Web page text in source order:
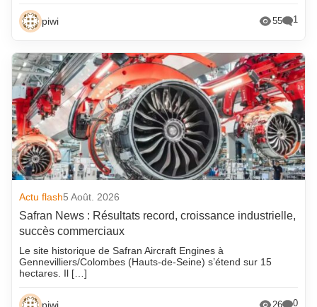
piwi 55 1
Actu flash5 Août. 2026
Safran News : Résultats record, croissance industrielle,
succès commerciaux
Le site historique de Safran Aircraft Engines à
Gennevilliers/Colombes (Hauts-de-Seine) s’étend sur 15
hectares. Il […]
26 0